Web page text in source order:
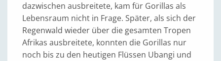
dazwischen ausbreitete, kam für Gorillas als
Lebensraum nicht in Frage. Später, als sich der
Regenwald wieder über die gesamten Tropen
Afrikas ausbreitete, konnten die Gorillas nur
noch bis zu den heutigen Flüssen Ubangi und